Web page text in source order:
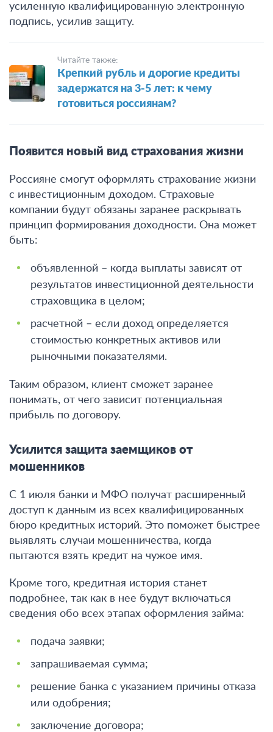
усиленную квалифицированную электронную
подпись, усилив защиту.
Читайте также:
Крепкий рубль и дорогие кредиты
задержатся на 3-5 лет: к чему
готовиться россиянам?
Появится новый вид страхования жизни
Россияне смогут оформлять страхование жизни
с инвестиционным доходом. Страховые
компании будут обязаны заранее раскрывать
принцип формирования доходности. Она может
быть:
объявленной – когда выплаты зависят от
результатов инвестиционной деятельности
страховщика в целом;
расчетной – если доход определяется
стоимостью конкретных активов или
рыночными показателями.
Таким образом, клиент сможет заранее
понимать, от чего зависит потенциальная
прибыль по договору.
Усилится защита заемщиков от
мошенников
С 1 июля банки и МФО получат расширенный
доступ к данным из всех квалифицированных
бюро кредитных историй. Это поможет быстрее
выявлять случаи мошенничества, когда
пытаются взять кредит на чужое имя.
Кроме того, кредитная история станет
подробнее, так как в нее будут включаться
сведения обо всех этапах оформления займа:
подача заявки;
запрашиваемая сумма;
решение банка с указанием причины отказа
или одобрения;
заключение договора;